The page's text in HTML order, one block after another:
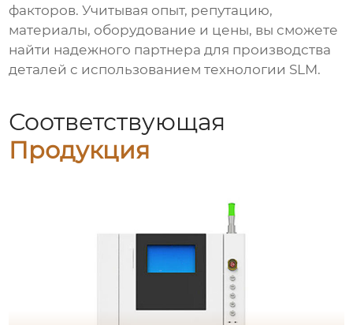
факторов. Учитывая опыт, репутацию,
материалы, оборудование и цены, вы сможете
найти надежного партнера для производства
деталей с использованием технологии SLM.
Соответствующая
Продукция